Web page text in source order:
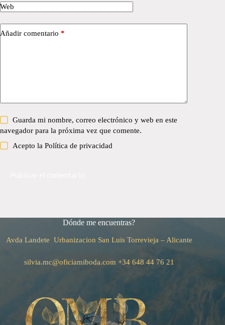
Web
Añadir comentario *
Guarda mi nombre, correo electrónico y web en este
navegador para la próxima vez que comente.
Acepto laPolítica de privacidad
Dónde me encuentras?
Avda Landete Urbanizacion San LuisTorrevieja – Alicante
silvia.mc@oficiamiboda.com +34648 44 76 21